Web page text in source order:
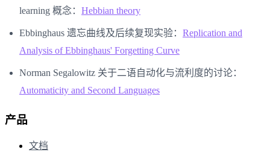
learning 概念： Hebbian theory
Ebbinghaus 遗忘曲线及后续复现实验： Replication and
Analysis of Ebbinghaus' Forgetting Curve
Norman Segalowitz 关于二语自动化与流利度的讨论：
Automaticity and Second Languages
产品
文档